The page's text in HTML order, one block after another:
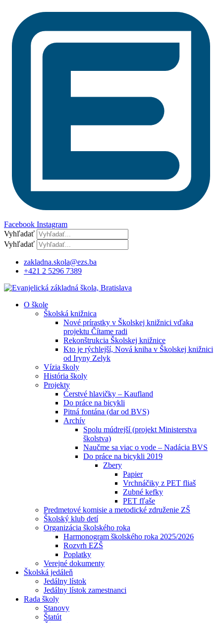
obsah
Facebook Instagram
Vyhľadať
Vyhľadať
zakladna.skola@ezs.ba
+421 2 5296 7389
O škole
Školská knižnica
Nové prírastky v Školskej knižnici vďaka
projektu Čítame radi
Rekonštrukcia Školskej knižnice
Kto je rýchlejší, Nová kniha v Školskej knižnici
od Iryny Zelyk
Vízia školy
História školy
Projekty
Čerstvé hlavičky – Kaufland
Do práce na bicykli
Pitná fontána (dar od BVS)
Archív
Spolu múdrejší (projekt Ministerstva
školstva)
Naučme sa viac o vode – Nadácia BVS
Do práce na bicykli 2019
Zbery
Papier
Vrchnáčiky z PET fliaš
Zubné kefky
PET fľaše
Predmetové komisie a metodické združenie ZŠ
Školský klub detí
Organizácia školského roka
Harmonogram školského roka 2025/2026
Rozvrh EZŠ
Poplatky
Verejné dokumenty
Školská jedáleň
Jedálny lístok
Jedálny lístok zamestnanci
Rada školy
Stanovy
Štatút